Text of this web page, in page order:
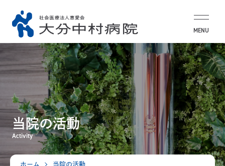
MENU
当院の活動
Activity
ホーム
当院の活動